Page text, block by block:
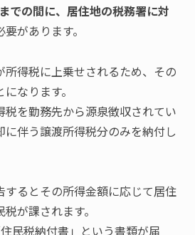
での間に、居住地の税務署に対
があります。
所得税に上乗せされるため、その
なります。
税を勤務先から源泉徴収されてい
に伴う譲渡所得税分のみを納付し
するとその所得金額に応じて居住
が課されます。
民税納付書」という書類が届